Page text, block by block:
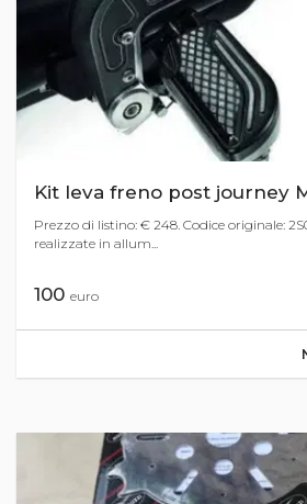
Kit leva freno post journey
Prezzo di listino: € 248. Codice originale:
realizzate in allum...
100 euro